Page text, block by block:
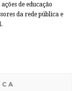
de educação
da rede pública e